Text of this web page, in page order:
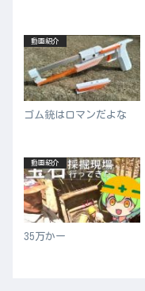
動画紹介
ゴム銃はロマンだよな
動画紹介
35万かー